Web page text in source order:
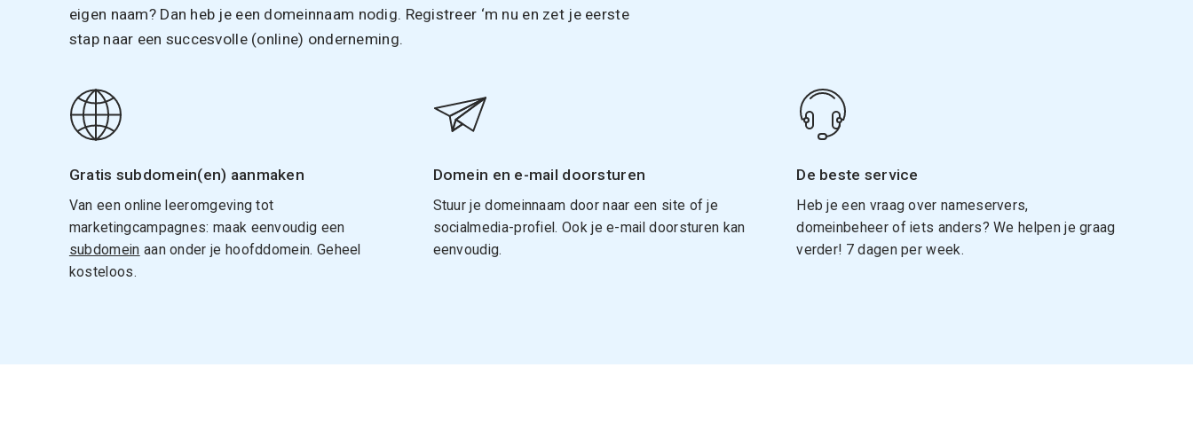
eigen naam? Dan heb je een domeinnaam nodig. Registreer ‘m nu en zet je eerste
stap naar een succesvolle (online) onderneming.
Gratis subdomein(en) aanmaken
Van een online leeromgeving tot
marketingcampagnes: maak eenvoudig een
subdomein aan onder je hoofddomein. Geheel
kosteloos.
Domein en e-mail doorsturen
Stuur je domeinnaam door naar een site of je
socialmedia-profiel. Ook je e-mail doorsturen kan
eenvoudig.
De beste service
Heb je een vraag over nameservers,
domeinbeheer of iets anders? We helpen je graag
verder! 7 dagen per week.